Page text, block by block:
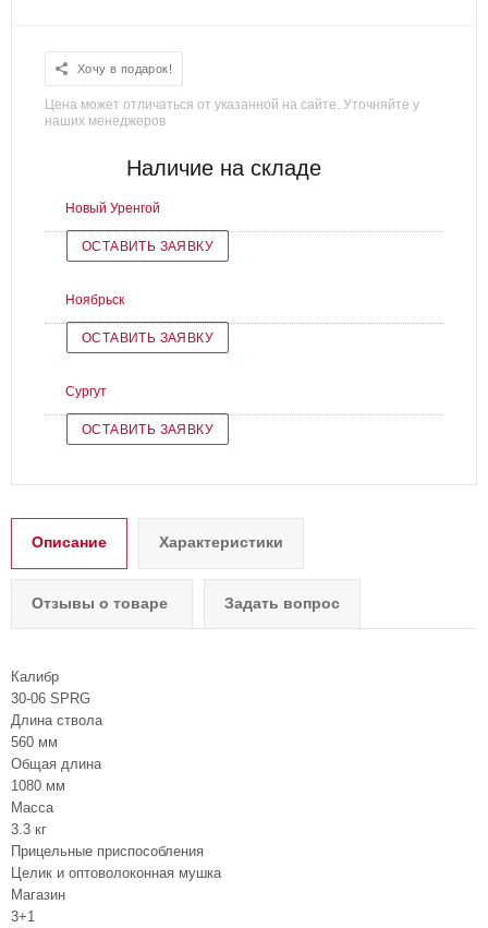
Хочу в подарок!
Цена может отличаться от указанной на сайте. Уточняйте у
наших менеджеров
Наличие на складе
Новый Уренгой
ОСТАВИТЬ ЗАЯВКУ
Ноябрьск
ОСТАВИТЬ ЗАЯВКУ
Сургут
ОСТАВИТЬ ЗАЯВКУ
Описание Характеристики
Отзывы о товаре Задать вопрос
Калибр
30-06 SPRG
Длина ствола
560 мм
Общая длина
1080 мм
Масса
3.3 кг
Прицельные приспособления
Целик и оптоволоконная мушка
Магазин
3+1